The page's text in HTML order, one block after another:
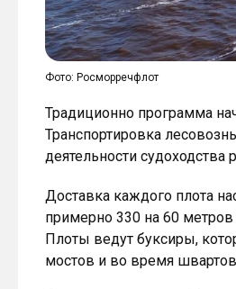
Фото: Росморречфлот
Традиционно программа
Транспортировка
деятельности судоходства
Доставка каждого плота
примерно 330 на 60
Плоты ведут буксиры,
мостов и во время